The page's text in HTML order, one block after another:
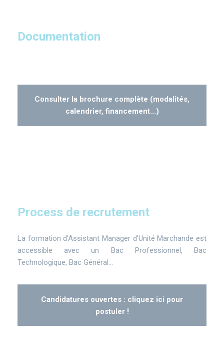
Documentation
Consulter la brochure complète (modalités,
calendrier, financement...)
Process de recrutement
La formation d'Assistant Manager d'Unité Marchande est
accessible avec un Bac Professionnel, Bac
Technologique, Bac Général…
Candidatures ouvertes : cliquez ici pour
postuler !